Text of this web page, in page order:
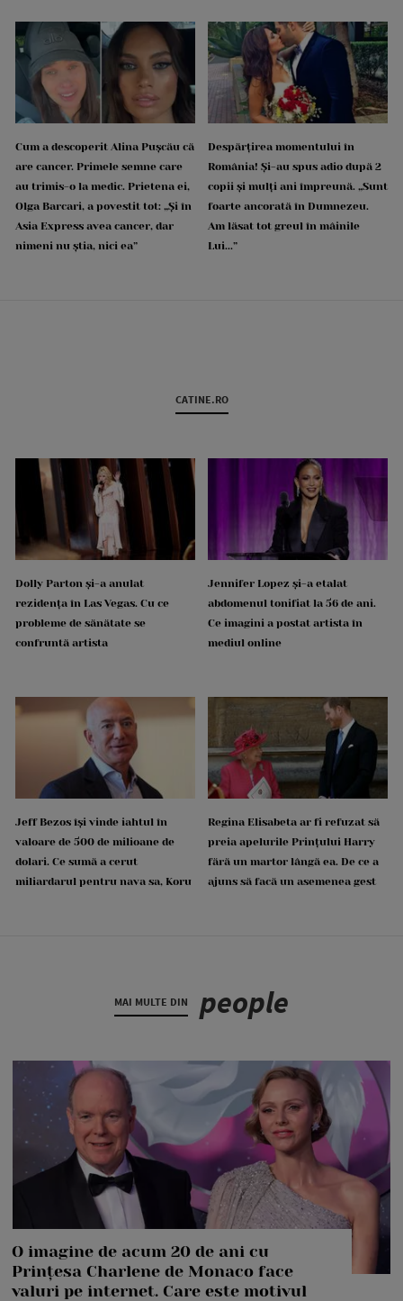
Cum a descoperit Alina Pușcău că
are cancer. Primele semne care
au trimis-o la medic. Prietena ei,
Olga Barcari, a povestit tot: „Și în
Asia Express avea cancer, dar
nimeni nu știa, nici ea”
Despărțirea momentului în
România! Și-au spus adio după 2
copii și mulți ani împreună. „Sunt
foarte ancorată în Dumnezeu.
Am lăsat tot greul în mâinile
Lui...”
CATINE.RO
Dolly Parton și-a anulat
rezidența în Las Vegas. Cu ce
probleme de sănătate se
confruntă artista
Jennifer Lopez și-a etalat
abdomenul tonifiat la 56 de ani.
Ce imagini a postat artista în
mediul online
Jeff Bezos își vinde iahtul în
valoare de 500 de milioane de
dolari. Ce sumă a cerut
miliardarul pentru nava sa, Koru
Regina Elisabeta ar fi refuzat să
preia apelurile Prințului Harry
fără un martor lângă ea. De ce a
ajuns să facă un asemenea gest
MAI MULTE DIN people
O imagine de acum 20 de ani cu
Prințesa Charlene de Monaco face
valuri pe internet. Care este motivul